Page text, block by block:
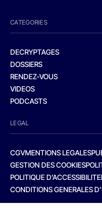
CATEGORIES
DECRYPTAGES
DOSSIERS
RENDEZ-VOUS
VIDEOS
PODCASTS
LEGAL
CGVMENTIONS LEGALES
GESTION DES COOKIES
POLITIQUE D’ACCESSIBILITE
CONDITIONS GENERALES